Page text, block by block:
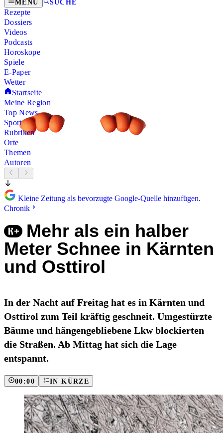
MENÜ SUCHE
Rezepte
Dossiers
Videos
Podcasts
Horoskope
Spiele
E-Paper
Wetter
Startseite
Meine Region
Top News
Sport
Rubriken
Orte
Themen
Autoren
Kleine Zeitung als bevorzugte Google-Quelle hinzufügen.
Chronik
Mehr als ein halber
Meter Schnee in Kärnten
und Osttirol
In der Nacht auf Freitag hat es in Kärnten und
Osttirol zum Teil kräftig geschneit. Umgestürzte
Bäume und hängengebliebene Lkw blockierten
die Straßen. Ab Mittag hat sich die Lage
entspannt.
00:00 IN KÜRZE